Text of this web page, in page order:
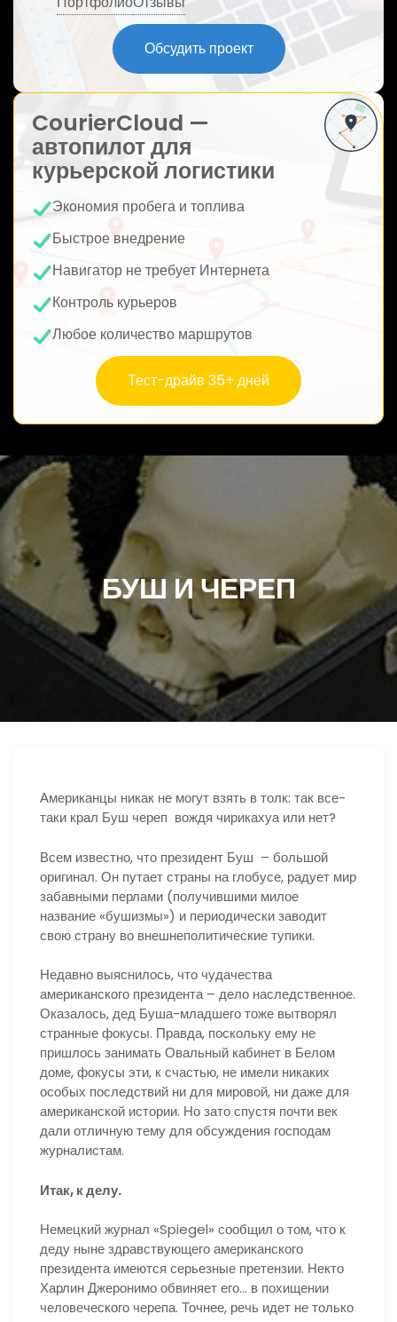
Обсудить проект
CourierCloud —
автопилот для
курьерской логистики
Экономия пробега и топлива
Быстрое внедрение
Навигатор не требует Интернета
Контроль курьеров
Любое количество маршрутов
Тест-драйв 35+ дней
БУШ И ЧЕРЕП
Американцы никак не могут взять в толк: так все-
таки крал Буш череп вождя чирикахуа или нет?
Всем известно, что президент Буш – большой
оригинал. Он путает страны на глобусе, радует мир
забавными перлами (получившими милое
название «бушизмы») и периодически заводит
свою страну во внешнеполитические тупики.
Недавно выяснилось, что чудачества
американского президента – дело наследственное.
Оказалось, дед Буша-младшего тоже вытворял
странные фокусы. Правда, поскольку ему не
пришлось занимать Овальный кабинет в Белом
доме, фокусы эти, к счастью, не имели никаких
особых последствий ни для мировой, ни даже для
американской истории. Но зато спустя почти век
дали отличную тему для обсуждения господам
журналистам.
Итак, к делу.
Немецкий журнал «Spiegel» сообщил о том, что к
деду ныне здравствующего американского
президента имеются серьезные претензии. Некто
Харлин Джеронимо обвиняет его… в похищении
человеческого черепа. Точнее, речь идет не только